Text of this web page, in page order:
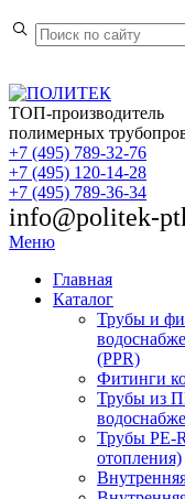
ТОП-производитель
полимерных
+7 (495) 789-32-76
+7 (495) 120-14-28
+7 (495) 789-36-34
info@politek-
Меню
Главная
Каталог
Трубы и
(PPR)
Фитинги
Трубы из
Трубы PE-
отопления)